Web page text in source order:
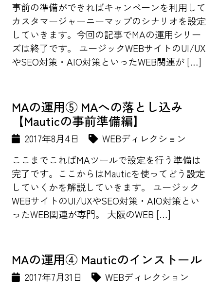
事前の準備ができればキャンペーンを利用して
カスタマージャーニーマップのシナリオを設定
していきます。今回の記事でMAの運用シリー
ズは終了です。 ユージックWEBサイトのUI/UX
やSEO対策・AIO対策といったWEB関連が […]
MAの運用⑤ MAへの落とし込み
【Mauticの事前準備編】
2017年8月4日
WEBディレクション
ここまでこればMAツールで設定を行う準備は
完了です。ここからはMauticを使ってどう設定
していくかを解説していきます。 ユージック
WEBサイトのUI/UXやSEO対策・AIO対策とい
ったWEB関連が専門。 大阪のWEB […]
MAの運用④ Mauticのインストール
2017年7月31日
WEBディレクション